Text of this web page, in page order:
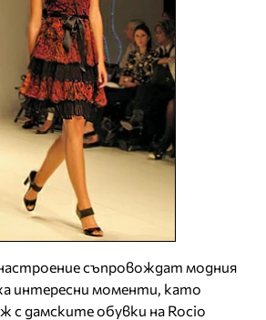
съпровождат модния
интересни моменти, като
с дамските обувки на Rocio